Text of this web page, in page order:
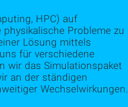
HPC) auf
Probleme zu
Lösung mittels
für verschiedene
wir das Simulationspaket
an der ständigen
Wechselwirkungen.